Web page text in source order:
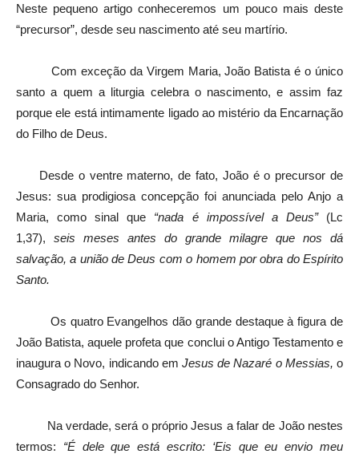
Neste pequeno artigo conheceremos um pouco mais deste
“precursor”, desde seu nascimento até seu martírio.
Com exceção da Virgem Maria, João Batista é o único
santo a quem a liturgia celebra o nascimento, e assim faz
porque ele está intimamente ligado ao mistério da Encarnação
do Filho de Deus.
Desde o ventre materno, de fato, João é o precursor de
Jesus: sua prodigiosa concepção foi anunciada pelo Anjo a
Maria, como sinal que “nada é impossível a Deus” (Lc
1,37), seis meses antes do grande milagre que nos dá
salvação, a união de Deus com o homem por obra do Espírito
Santo.
Os quatro Evangelhos dão grande destaque à figura de
João Batista, aquele profeta que conclui o Antigo Testamento e
inaugura o Novo, indicando em Jesus de Nazaré o Messias, o
Consagrado do Senhor.
Na verdade, será o próprio Jesus a falar de João nestes
termos: “É dele que está escrito: ‘Eis que eu envio meu